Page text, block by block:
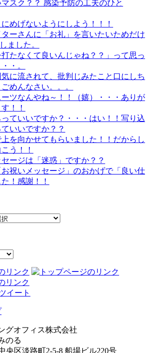
スク？？ 感染予防の工夫のひと
にめげないようにしよう！！！
ーさんに「お礼」を言いたいためだけ
ました。
打たなくて良いんじゃね？？」って思っ
・。
に流されて、批判じみたこと口にしち
めんなさい。。。
ツなんやね～！！（嬉）・・・ありが
！！
ていいですか？・・・はい！！写り込
いいですか？？
を向かせてもらいました！！だからし
う！！
ージは「迷惑」ですか？？
祝いメッセージ」のおかげで「良い仕
！感謝！！
イート
グオフィス株式会社
のる
央区淡路町2-5-8 船場ビル220号